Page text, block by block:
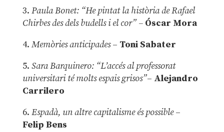
3. Paula Bonet: “He pintat la història de Rafael
Chirbes des dels budells i el cor” –Óscar Mora
4. Memòries anticipades– Toni Sabater
5. Sara Barquinero: “L’accés al professorat
universitari té molts espais grisos”– Alejandro
Carrilero
6. Espadà, un altre capitalisme és possible –
Felip Bens